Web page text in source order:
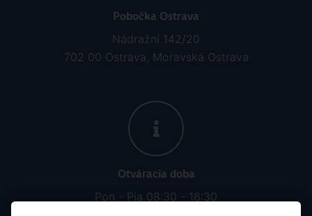
Pobočka Ostrava
Nádražní 142/20
702 00 Ostrava, Moravská Ostrava
Otváracia doba
Pon - Pia 08:30 - 16:30